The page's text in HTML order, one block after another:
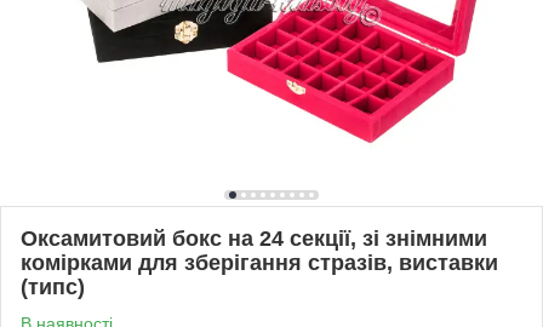
Оксамитовий бокс на 24 секції, зі знімними
комірками для зберігання стразів, виставки
(типс)
В наявності